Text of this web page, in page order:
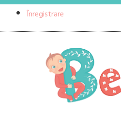
Înregistrare